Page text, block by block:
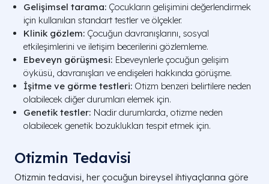
Gelişimsel tarama: Çocukların gelişimini değerlendirmek
için kullanılan standart testler ve ölçekler.
Klinik gözlem: Çocuğun davranışlarını, sosyal
etkileşimlerini ve iletişim becerilerini gözlemleme.
Ebeveyn görüşmesi: Ebeveynlerle çocuğun gelişim
öyküsü, davranışları ve endişeleri hakkında görüşme.
İşitme ve görme testleri: Otizm benzeri belirtilere neden
olabilecek diğer durumları elemek için.
Genetik testler: Nadir durumlarda, otizme neden
olabilecek genetik bozuklukları tespit etmek için.
Otizmin Tedavisi
Otizmin tedavisi, her çocuğun bireysel ihtiyaçlarına göre